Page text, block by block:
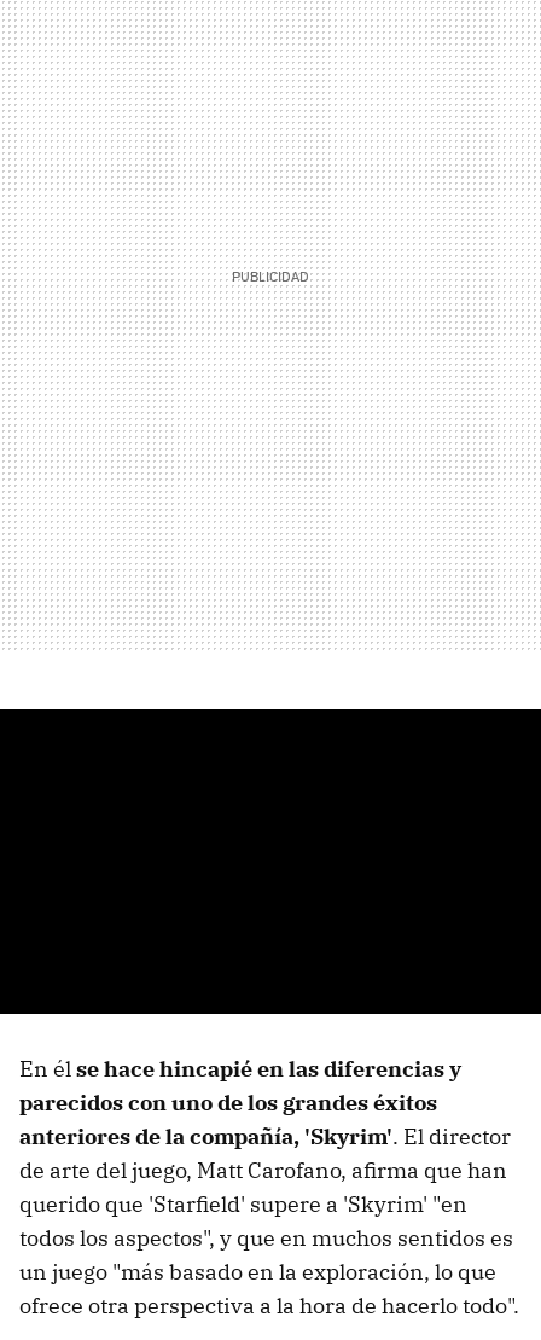
En élse hace hincapié en las diferencias y
parecidos con uno de los grandes éxitos
anteriores de la compañía, 'Skyrim'. El director
de arte del juego, Matt Carofano, afirma que han
querido que 'Starfield' supere a 'Skyrim' "en
todos los aspectos", y que en muchos sentidos es
un juego "más basado en la exploración, lo que
ofrece otra perspectiva a la hora de hacerlo todo".